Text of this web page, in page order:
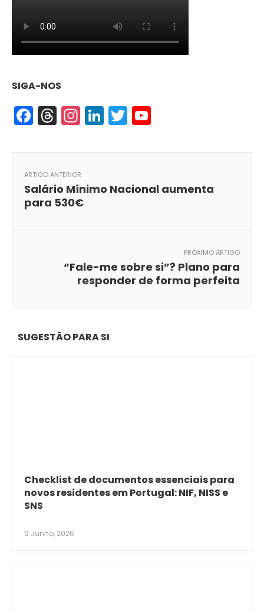
SIGA-NOS
Facebook
Threads
Instagram
LinkedIn
Twitter
ARTIGO ANTERIOR
Salário Mínimo Nacional aumenta
para 530€
PRÓXIMO ARTIGO
“Fale-me sobre si”? Plano para
responder de forma perfeita
SUGESTÃO PARA SI
Checklist de documentos essenciais para
novos residentes em Portugal: NIF, NISS e
SNS
9 Junho, 2026